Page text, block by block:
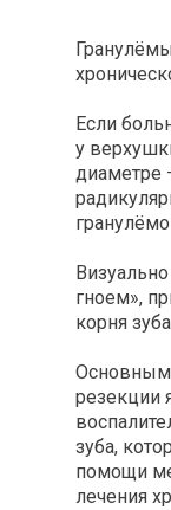
Если
у
диаметре
гноем»,
корня
Основным
резекции
зуба,
помощи
лечения